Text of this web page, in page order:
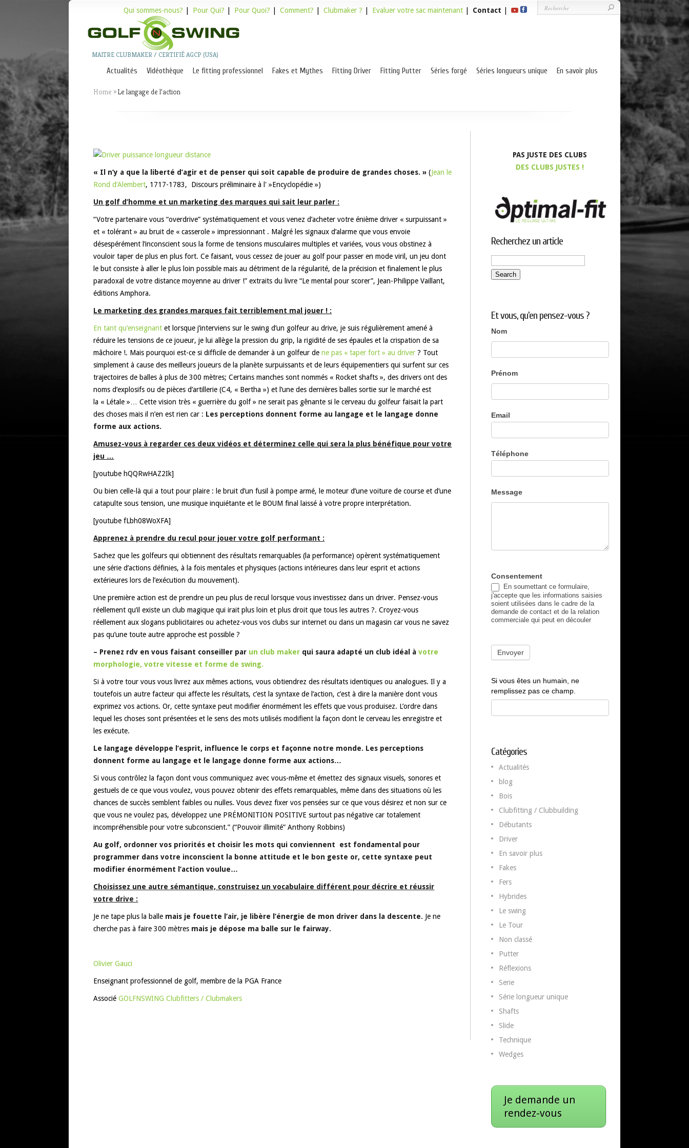
MAITRE CLUBMAKER / CERTIFIÉ AGCP (USA)
Actualités Vidéothèque Le fitting professionnel Fakes et Mythes Fitting Driver Fitting Putter Séries forgé Séries longueurs unique En savoir plus
Qui sommes-nous? Pour Qui? Pour Quoi? Comment? Clubmaker ? Evaluer votre sac maintenant| Contact
Home »Le langage de l’action
« Il n’y a que la liberté d’agir et de penser qui soit capable de produire de grandes choses. »(Jean le
Rond d’Alembert, 1717-1783, Discours préliminaire à l' »Encyclopédie »)
Un golf d’homme et un marketing des marques qui sait leur parler :
“Votre partenaire vous “overdrive” systématiquement et vous venez d’acheter votre énième driver « surpuissant »
et « tolérant » au bruit de « casserole » impressionnant . Malgré les signaux d’alarme que vous envoie
désespérément l’inconscient sous la forme de tensions musculaires multiples et variées, vous vous obstinez à
vouloir taper de plus en plus fort. Ce faisant, vous cessez de jouer au golf pour passer en mode viril, un jeu dont
le but consiste à aller le plus loin possible mais au détriment de la régularité, de la précision et finalement le plus
paradoxal de votre distance moyenne au driver !” extraits du livre “Le mental pour scorer”, Jean-Philippe Vaillant,
éditions Amphora.
Le marketing des grandes marques fait terriblement mal jouer ! :
En tant qu’enseignant et lorsque j’interviens sur le swing d’un golfeur au drive, je suis régulièrement amené à
réduire les tensions de ce joueur, je lui allège la pression du grip, la rigidité de ses épaules et la crispation de sa
mâchoire !. Mais pourquoi est-ce si difficile de demander à un golfeur dene pas « taper fort » au driver ? Tout
simplement à cause des meilleurs joueurs de la planète surpuissants et de leurs équipementiers qui surfent sur ces
trajectoires de balles à plus de 300 mètres; Certains manches sont nommés « Rocket shafts », des drivers ont des
noms d’explosifs ou de pièces d’artillerie (C4, « Bertha ») et l’une des dernières balles sortie sur le marché est
la « Létale »… Cette vision très « guerrière du golf » ne serait pas gênante si le cerveau du golfeur faisait la part
des choses mais il n’en est rien car : Les perceptions donnent forme au langage et le langage donne
forme aux actions.
Amusez-vous à regarder ces deux vidéos et déterminez celle qui sera la plus bénéfique pour votre
jeu …
[youtube hQQRwHAZ2Ik]
Ou bien celle-là qui a tout pour plaire : le bruit d’un fusil à pompe armé, le moteur d’une voiture de course et d’une
catapulte sous tension, une musique inquiétante et le BOUM final laissé à votre propre interprétation.
[youtube fLbh08WoXFA]
Apprenez à prendre du recul pour jouer votre golf performant :
Sachez que les golfeurs qui obtiennent des résultats remarquables (la performance) opèrent systématiquement
une série d’actions définies, à la fois mentales et physiques (actions intérieures dans leur esprit et actions
extérieures lors de l’exécution du mouvement).
Une première action est de prendre un peu plus de recul lorsque vous investissez dans un driver. Pensez-vous
réellement qu’il existe un club magique qui irait plus loin et plus droit que tous les autres ?. Croyez-vous
réellement aux slogans publicitaires ou achetez-vous vos clubs sur internet ou dans un magasin car vous ne savez
pas qu’une toute autre approche est possible ?
– Prenez rdv en vous faisant conseiller par un club maker qui saura adapté un club idéal àvotre
morphologie, votre vitesse et forme de swing.
Si à votre tour vous vous livrez aux mêmes actions, vous obtiendrez des résultats identiques ou analogues. Il y a
toutefois un autre facteur qui affecte les résultats, c’est la syntaxe de l’action, c’est à dire la manière dont vous
exprimez vos actions. Or, cette syntaxe peut modifier énormément les effets que vous produisez. L’ordre dans
lequel les choses sont présentées et le sens des mots utilisés modifient la façon dont le cerveau les enregistre et
les exécute.
Le langage développe l’esprit, influence le corps et façonne notre monde. Les perceptions
donnent forme au langage et le langage donne forme aux actions…
Si vous contrôlez la façon dont vous communiquez avec vous-même et émettez des signaux visuels, sonores et
gestuels de ce que vous voulez, vous pouvez obtenir des effets remarquables, même dans des situations où les
chances de succès semblent faibles ou nulles. Vous devez fixer vos pensées sur ce que vous désirez et non sur ce
que vous ne voulez pas, développez une PRÉMONITION POSITIVE surtout pas négative car totalement
incompréhensible pour votre subconscient.” (“Pouvoir illimité” Anthony Robbins)
Au golf, ordonner vos priorités et choisir les mots qui conviennent est fondamental pour
programmer dans votre inconscient la bonne attitude et le bon geste or, cette syntaxe peut
modifier énormément l’action voulue…
Choisissez une autre sémantique, construisez un vocabulaire différent pour décrire et réussir
votre drive :
Je ne tape plus la balle mais je fouette l’air, je libère l’énergie de mon driver dans la descente. Je ne
cherche pas à faire 300 mètres mais je dépose ma balle sur le fairway.
Olivier Gauci
Enseignant professionnel de golf, membre de la PGA France
AssociéGOLFNSWING Clubfitters / Clubmakers
PAS JUSTE DES CLUBS
DES CLUBS JUSTES !
Recherchez un article
Et vous, qu’en pensez-vous ?
Et
vous,
vous
?
Nom
Prénom
Email
Téléphone
Message
Consentement
En soumettant ce formulaire,
j'accepte que les informations saisies
soient utilisées dans le cadre de la
demande de contact et de la relation
commerciale qui peut en découler
Envoyer
Si vous êtes un humain, ne
remplissez pas ce champ.
Catégories
Actualités
blog
Bois
Clubfitting / Clubbuilding
Débutants
Driver
En savoir plus
Fakes
Fers
Hybrides
Le swing
Le Tour
Non classé
Putter
Réflexions
Serie
Série longueur unique
Shafts
Slide
Technique
Wedges
Je demande un
rendez-vous